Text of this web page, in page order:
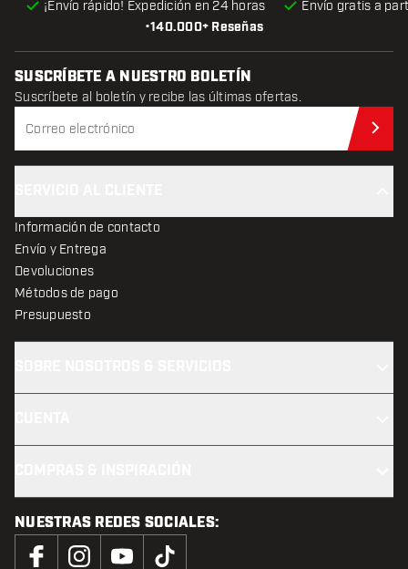
•140.000+ Reseñas
¡Envío rápido! Expedición en 24 horas Envío gratis a
SUSCRÍBETE A NUESTRO BOLETÍN
Suscríbete al boletín y recibe las últimas ofertas.
Información de contacto
Envío y Entrega
Devoluciones
Métodos de pago
Presupuesto
NUESTRAS REDES SOCIALES: